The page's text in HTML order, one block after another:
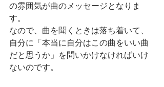
の雰囲気が曲のメッセージとなりま
す。
なので、曲を聞くときは落ち着いて、
自分に「本当に自分はこの曲をいい曲
だと思うか」を問いかけなければいけ
ないのです。